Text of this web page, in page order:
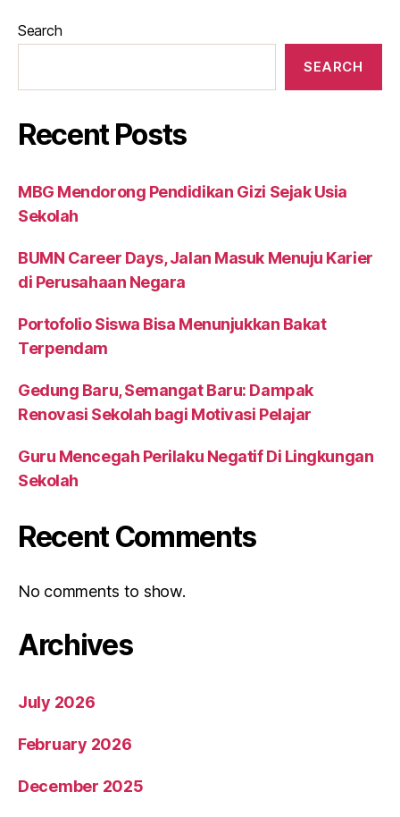
Search
SEARCH
Recent Posts
MBG Mendorong Pendidikan Gizi Sejak Usia
Sekolah
BUMN Career Days, Jalan Masuk Menuju Karier
di Perusahaan Negara
Portofolio Siswa Bisa Menunjukkan Bakat
Terpendam
Gedung Baru, Semangat Baru: Dampak
Renovasi Sekolah bagi Motivasi Pelajar
Guru Mencegah Perilaku Negatif Di Lingkungan
Sekolah
Recent Comments
No comments to show.
Archives
July 2026
February 2026
December 2025